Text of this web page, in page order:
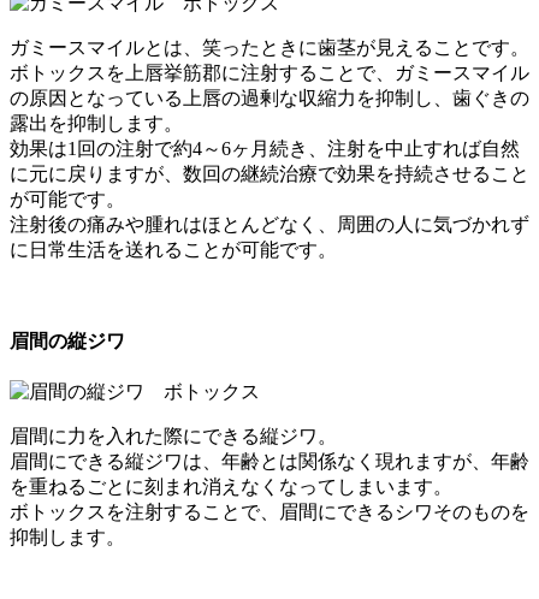
ガミースマイルとは、笑ったときに歯茎が見えることです。
ボトックスを上唇挙筋郡に注射することで、ガミースマイル
の原因となっている上唇の過剰な収縮力を抑制し、歯ぐきの
露出を抑制します。
効果は1回の注射で約4～6ヶ月続き、注射を中止すれば自然
に元に戻りますが、数回の継続治療で効果を持続させること
が可能です。
注射後の痛みや腫れはほとんどなく、周囲の人に気づかれず
に日常生活を送れることが可能です。
眉間の縦ジワ
眉間に力を入れた際にできる縦ジワ。
眉間にできる縦ジワは、年齢とは関係なく現れますが、年齢
を重ねるごとに刻まれ消えなくなってしまいます。
ボトックスを注射することで、眉間にできるシワそのものを
抑制します。